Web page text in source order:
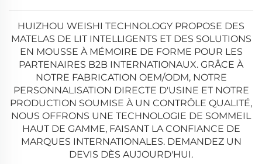
HUIZHOU WEISHI TECHNOLOGY PROPOSE DES
MATELAS DE LIT INTELLIGENTS ET DES SOLUTIONS
EN MOUSSE À MÉMOIRE DE FORME POUR LES
PARTENAIRES B2B INTERNATIONAUX. GRÂCE À
NOTRE FABRICATION OEM/ODM, NOTRE
PERSONNALISATION DIRECTE D'USINE ET NOTRE
PRODUCTION SOUMISE À UN CONTRÔLE QUALITÉ,
NOUS OFFRONS UNE TECHNOLOGIE DE SOMMEIL
HAUT DE GAMME, FAISANT LA CONFIANCE DE
MARQUES INTERNATIONALES. DEMANDEZ UN
DEVIS DÈS AUJOURD'HUI.